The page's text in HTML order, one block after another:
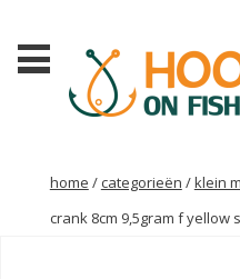
home / categorieën /klein
crank 8cm 9,5gram f yellow